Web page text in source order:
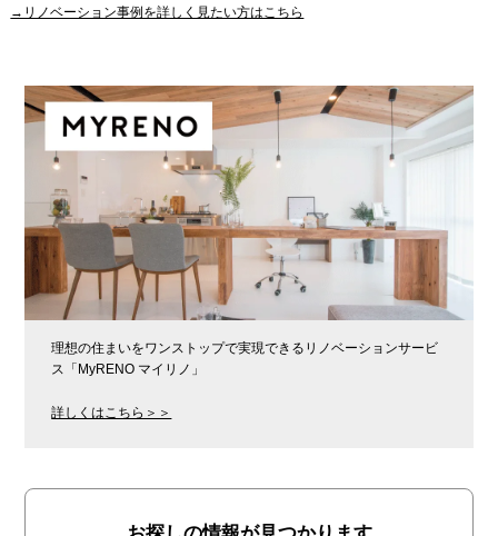
→リノベーション事例を詳しく見たい方はこちら
理想の住まいをワンストップで実現できるリノベーションサービ
ス「MyRENO マイリノ」
詳しくはこちら＞＞